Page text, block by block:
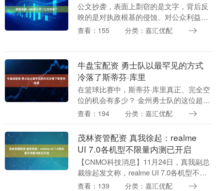
公文抄袭，表面上剽窃的是文字，背后反
映的是对执政根基的侵蚀、对公众利益的
损害、对社会风气的毒化，必须坚决刹住
查看：155 分类：嘉汇优配
牛盘宝配资 勇士队以最罕见的方式
冷落了斯蒂芬·库里
在篮球比赛中，斯蒂芬·库里真正、完全空
位的机会有多少？ 金州勇士队的这位超级
球星是篮球史上最伟大的射手。通常情况
二短短15....
查看：194 分类：嘉汇优配
茂林资管配资 真我徐起：realme
UI 7.0各机型不限量内测已开启
【CNMO科技消息】11月24日，真我副总
裁徐起发文称，realme UI 7.0各机型不限
量内测已经开启。 真我GT7 据CNMO了
查看：139 分类：嘉汇优配